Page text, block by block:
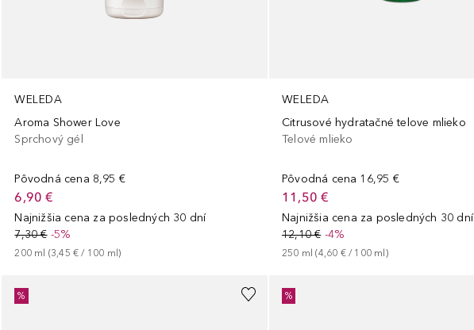
WELEDA
Aroma Shower Love
Sprchový gél
Pôvodná cena 8,95 €
6,90 €
Najnižšia cena za posledných 30 dní
7,30 €-5%
200 ml (3,45 € / 100 ml)
WELEDA
Citrusové hydratačné telove mlieko
Telové mlieko
Pôvodná cena 16,95 €
11,50 €
Najnižšia cena za posledných 30 dní
12,10 €-4%
250 ml (4,60 € / 100 ml )
% %